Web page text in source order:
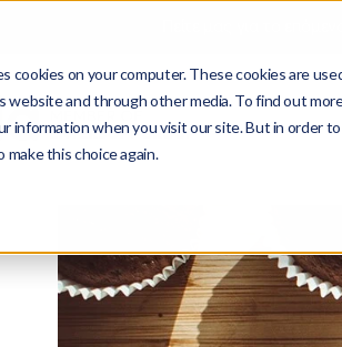
cookies on your computer. These cookies are
website and through other media. To find out
information when you visit our site. But in order
this choice again.